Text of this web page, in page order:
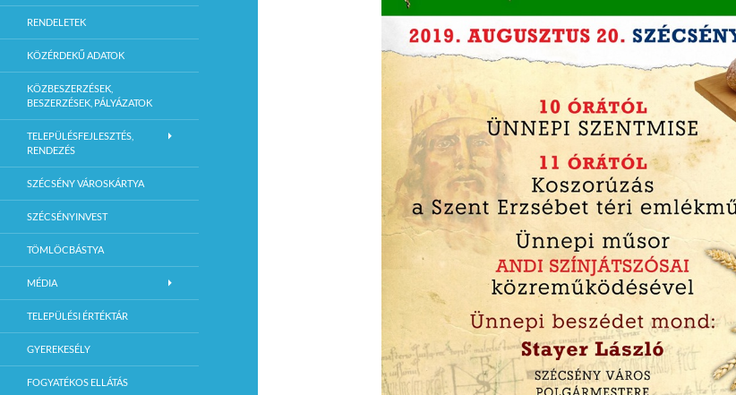
RENDELETEK
KÖZÉRDEKŰ ADATOK
KÖZBESZERZÉSEK,
BESZERZÉSEK, PÁLYÁZATOK
TELEPÜLÉSFEJLESZTÉS,
RENDEZÉS
SZÉCSÉNY VÁROSKÁRTYA
SZÉCSÉNYINVEST
TÖMLÖCBÁSTYA
MÉDIA
TELEPÜLÉSI ÉRTÉKTÁR
GYEREKESÉLY
FOGYATÉKOS ELLÁTÁS